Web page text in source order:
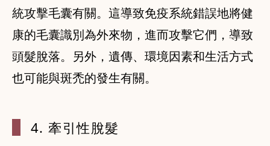
統攻擊毛囊有關。這導致免疫系統錯誤地將健
康的毛囊識別為外來物，進而攻擊它們，導致
頭髮脫落。另外，遺傳、環境因素和生活方式
也可能與斑禿的發生有關。
4. 牽引性脫髮